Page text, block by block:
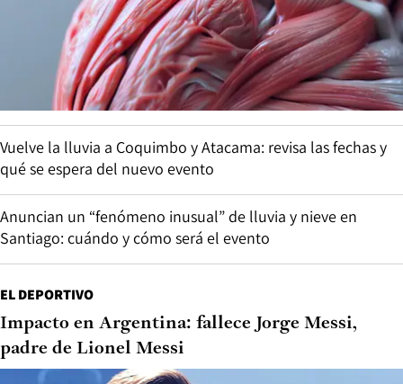
Vuelve la lluvia a Coquimbo y Atacama: revisa las fechas y
qué se espera del nuevo evento
Anuncian un “fenómeno inusual” de lluvia y nieve en
Santiago: cuándo y cómo será el evento
EL DEPORTIVO
Impacto en Argentina: fallece Jorge Messi,
padre de Lionel Messi